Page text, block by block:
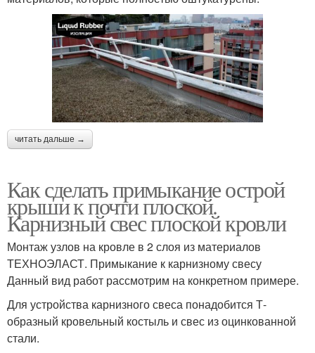
читать дальше →
Как сделать примыкание острой
крыши к почти плоской.
Карнизный свес плоской кровли
Монтаж узлов на кровле в 2 слоя из материалов
ТЕХНОЭЛАСТ. Примыкание к карнизному свесу
Данный вид работ рассмотрим на конкретном примере.
Для устройства карнизного свеса понадобится Т-
образный кровельный костыль и свес из оцинкованной
стали.